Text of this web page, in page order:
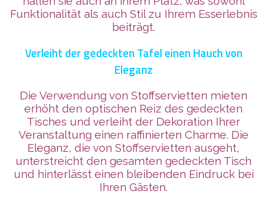
Funktionalität als auch Stil zu Ihrem Esserlebnis
beiträgt.
Verleiht der gedeckten Tafel einen Hauch von
Eleganz
Die Verwendung von Stoffservietten mieten
erhöht den optischen Reiz des gedeckten
Tisches und verleiht der Dekoration Ihrer
Veranstaltung einen raffinierten Charme. Die
Eleganz, die von Stoffservietten ausgeht,
unterstreicht den gesamten gedeckten Tisch
und hinterlässt einen bleibenden Eindruck bei
Ihren Gästen.